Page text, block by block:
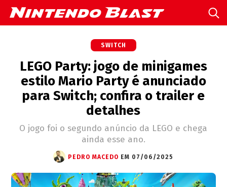
SWITCH
LEGO Party: jogo de minigames
estilo Mario Party é anunciado
para Switch; confira o trailer e
detalhes
O jogo foi o segundo anúncio da LEGO e chega
ainda esse ano.
PEDRO MACEDO EM 07/06/2025